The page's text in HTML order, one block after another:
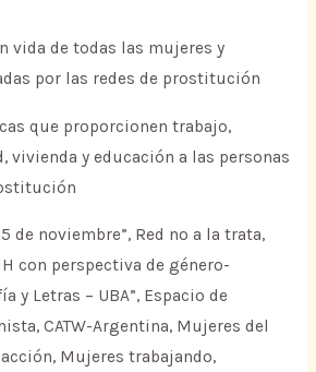
vida de todas las mujeres y
por las redes de prostitución
que proporcionen trabajo,
vivienda y educación a las personas
de noviembre”, Red no a la trata,
con perspectiva de género-
y Letras – UBA”, Espacio de
CATW-Argentina, Mujeres del
Mujeres trabajando,